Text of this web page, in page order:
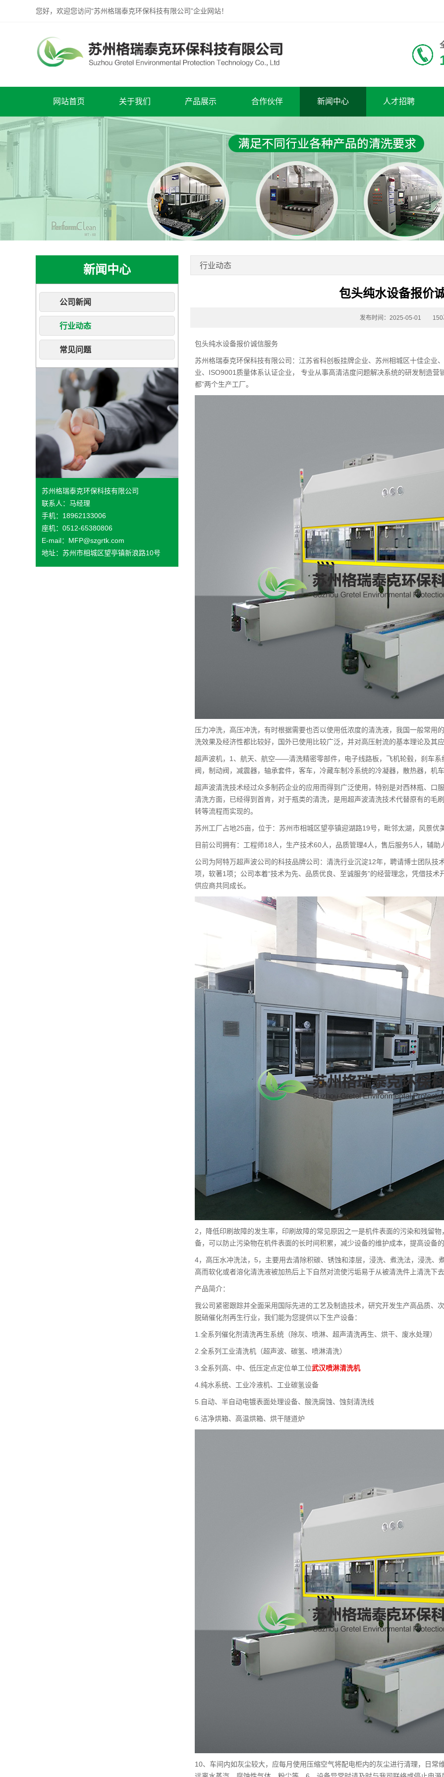
您好，欢迎您访问“苏州格瑞泰克环保科技有限公司”企业网站！
网站首页 关于我们 产品展示 合作伙伴 新闻中心 人才招聘
新闻中心
公司新闻
行业动态
常见问题
苏州格瑞泰克环保科技有限公司
联系人：马经理
手机：18962133006
座机：0512-65380806
E-mail：MFP@szgrtk.com
地址：苏州市相城区望亭镇新浪路10号
行业动态
包头纯水设备报价
发布时间：2025-05-01
包头纯水设备报价诚信服务
苏州格瑞泰克环保科技有限公司：江苏省科创板挂牌企业、苏州相城区十佳企业
业、ISO9001质量体系认证企业， 专业从事高清洁度问题解决系统的研发制造营
都”两个生产工厂。
压力冲洗，高压冲洗，有时根据需要也否以使用低浓度的清洗液，我国一般常用
洗效果及经济性都比较好，国外已使用比较广泛，并对高压射流的基本理论及其
超声波机，1、航天、航空——清洗精密零部件，电子线路板，飞机轮毂，刹车
阀，制动阀，减震器，轴承套件，客车，冷藏车制冷系统的冷凝器，散热器，机
超声波清洗技术经过众多制药企业的应用而得到广泛使用，特别是对西林瓶、口
清洗方面，已经得到首肯，对于瓶类的清洗，是用超声波清洗技术代替原有的毛
转等流程而实现的。
苏州工厂占地25亩，位于：苏州市相城区望亭镇迎湖路19号，毗邻太湖，风景优
目前公司拥有：工程师18人，生产技术60人，品质管理4人，售后服务5人，辅助
公司为阿特万超声波公司的科技品牌公司：清洗行业沉淀12年，聘请博士团队
项，软著1项；公司本着“技术为先、品质优良、至诚服务”的经营理念，凭借技
供应商共同成长。
2，降低印刷故障的发生率，印刷故障的常见原因之一是机件表面的污染和残留
备，可以防止污染物在机件表面的长时间积累，减少设备的维护成本，提高设备
4，高压水冲洗法，5，主要用去清除积碳、锈蚀和漆层，浸洗、煮洗法，浸洗
高而软化或者溶化清洗液被加热后上下自然对流使污垢易于从被清洗件上清洗下
产品简介：
我公司紧密跟踪并全面采用国际先进的工艺及制造技术，研究开发生产高品质、
脱硝催化剂再生行业，我们能为您提供以下生产设备：
1.全系列催化剂清洗再生系统（除灰、喷淋、超声清洗再生、烘干、废水处理）
2.全系列工业清洗机（超声波、碳氢、喷淋清洗）
3.全系列高、中、低压定点定位单工位武汉喷淋清洗机
4.纯水系统、工业冷液机、工业碳氢设备
5.自动、半自动电镀表面处理设备、酸洗腐蚀、蚀刻清洗线
6.洁净烘箱、高温烘箱、烘干隧道炉
10、车间内如灰尘较大，应每月使用压缩空气将配电柜内的灰尘进行清理，日